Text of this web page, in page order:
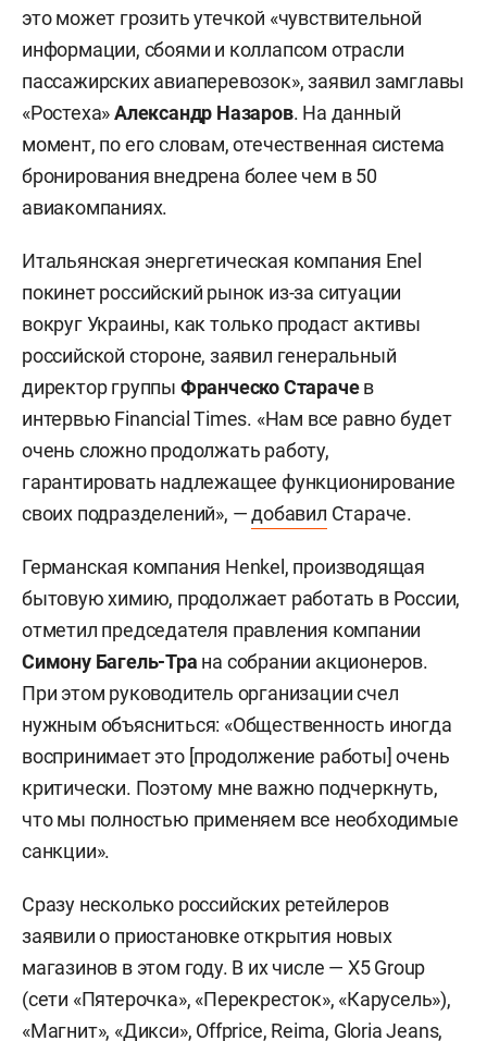
это может грозить утечкой «чувствительной
информации, сбоями и коллапсом отрасли
пассажирских авиаперевозок», заявил замглавы
«Ростеха»Александр Назаров. На данный
момент, по его словам, отечественная система
бронирования внедрена более чем в 50
авиакомпаниях.
Итальянская энергетическая компания Enel
покинет российский рынок из-за ситуации
вокруг Украины, как только продаст активы
российской стороне, заявил генеральный
директор группы Франческо Старачев
интервью Financial Times. «Нам все равно будет
очень сложно продолжать работу,
гарантировать надлежащее функционирование
своих подразделений», —добавил Стараче.
Германская компания Henkel, производящая
бытовую химию, продолжает работать в России,
отметил председателя правления компании
Симону Багель-Тра на собрании акционеров.
При этом руководитель организации счел
нужным объясниться: «Общественность иногда
воспринимает это [продолжение работы] очень
критически. Поэтому мне важно подчеркнуть,
что мы полностью применяем все необходимые
санкции».
Сразу несколько российских ретейлеров
заявили о приостановке открытия новых
магазинов в этом году. В их числе — Х5 Group
(сети «Пятерочка», «Перекресток», «Карусель»),
«Магнит», «Дикси», Offprice, Reima, Gloria Jeans,